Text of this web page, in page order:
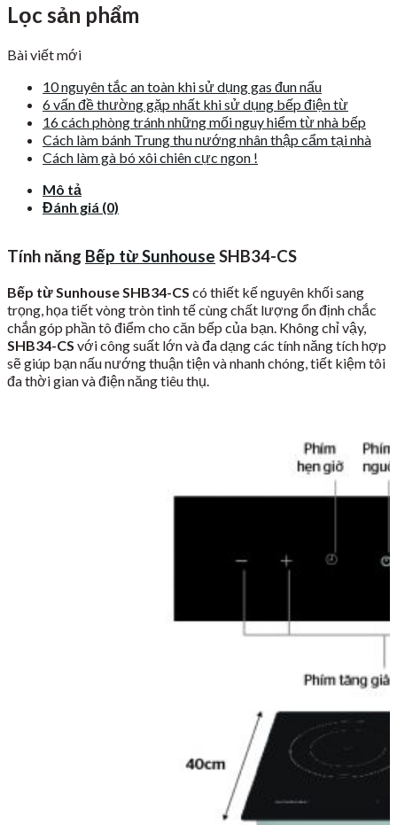
Lọc sản phẩm
Bài viết mới
10 nguyên tắc an toàn khi sử dụng gas đun nấu
6 vấn đề thường gặp nhất khi sử dụng bếp điện từ
16 cách phòng tránh những mối nguy hiểm từ nhà bếp
Cách làm bánh Trung thu nướng nhân thập cẩm tại nhà
Cách làm gà bó xôi chiên cực ngon !
Mô tả
Đánh giá (0)
Tính năng Bếp từ Sunhouse SHB34-CS
Bếp từ Sunhouse SHB34-CS có thiết kế nguyên khối sang
trọng, họa tiết vòng tròn tinh tế cùng chất lượng ổn định chắc
chắn góp phần tô điểm cho căn bếp của bạn. Không chỉ vậy,
SHB34-CS với công suất lớn và đa dạng các tính năng tích hợp
sẽ giúp bạn nấu nướng thuận tiện và nhanh chóng, tiết kiệm tôi
đa thời gian và điện năng tiêu thụ.